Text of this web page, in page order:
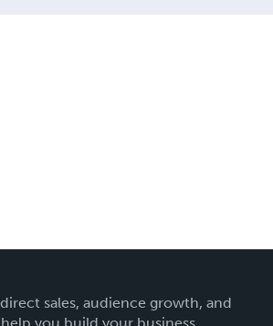
sales, audience growth, and